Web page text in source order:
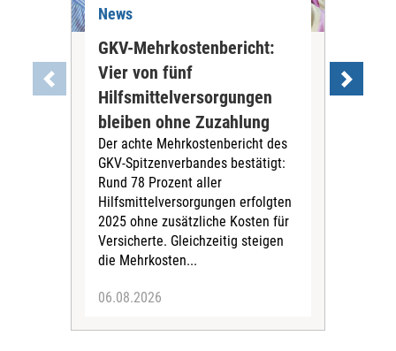
News
GKV-Mehrkostenbericht:
Vier von fünf
Hilfsmittelversorgungen
bleiben ohne Zuzahlung
Der achte Mehrkostenbericht des
GKV-Spitzenverbandes bestätigt:
Rund 78 Prozent aller
Hilfsmittelversorgungen erfolgten
2025 ohne zusätzliche Kosten für
Versicherte. Gleichzeitig steigen
die Mehrkosten...
06.08.2026